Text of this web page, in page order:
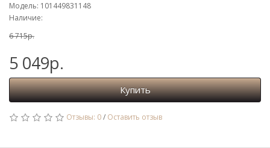
Модель: 101449831148
Наличие:
6 715р.
5 049р.
Купить
Отзывы: 0/ Оставить отзыв